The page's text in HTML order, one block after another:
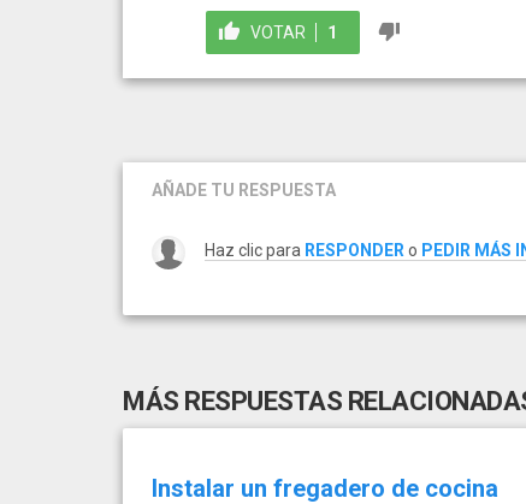
VOTAR 1
AÑADE TU RESPUESTA
Haz clic para RESPONDER o PEDIR MÁS
MÁS RESPUESTAS
Instalar un fregadero de cocina